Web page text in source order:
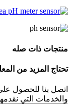
منتجات ذات صله
تحتاج المزيد من
اتصل بنا للحصول
والخدمات التي